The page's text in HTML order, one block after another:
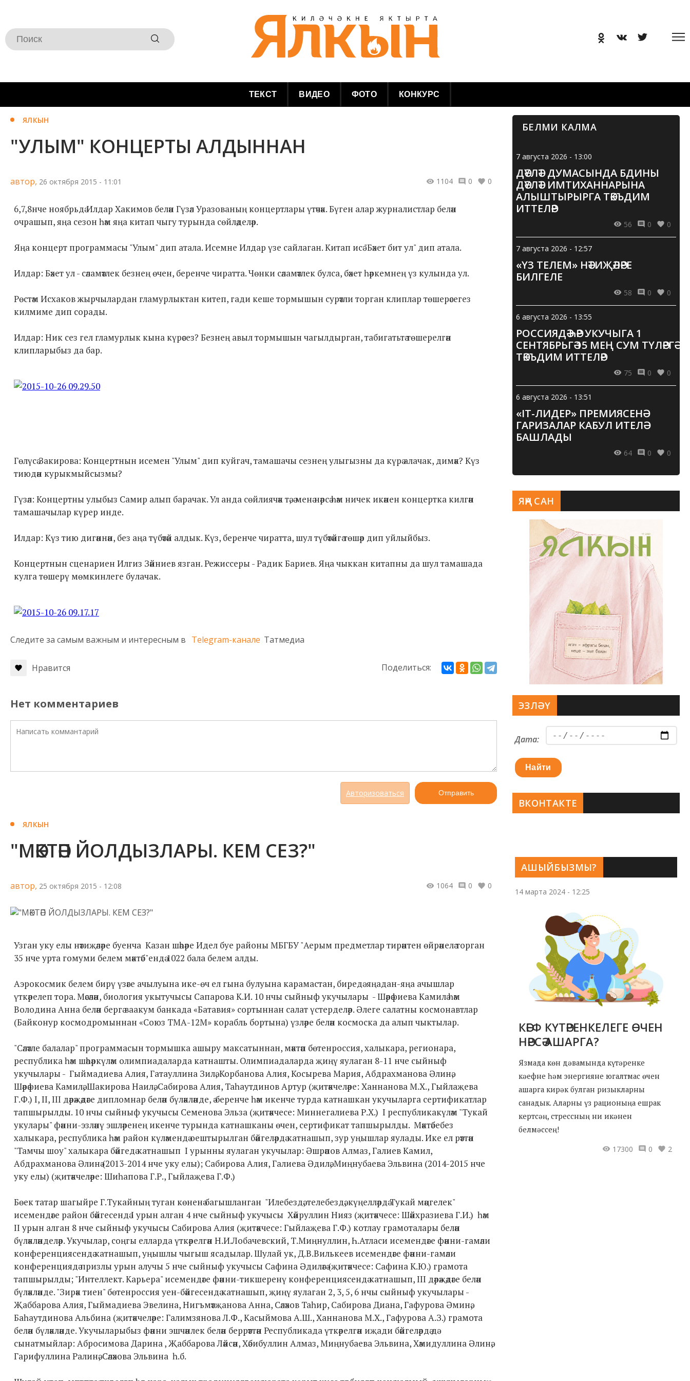
ТЕКСТ ВИДЕО ФОТО КОНКУРС
ЯЛКЫН
"УЛЫМ" КОНЦЕРТЫ АЛДЫННАН
автор, 26 октября 2015 - 11:01 1104 0 0
6,7,8нче ноябрьдә Илдар Хакимов белән Гүзәл Уразованың концертлары үтәчәк. Бүген алар журналистлар белән
очрашып, яңа сезон һәм яңа китап чыгу турында сөйләделәр.
Яңа концерт программасы "Улым" дип атала. Исемне Илдар үзе сайлаган. Китап исә "Бәхет бит ул" дип атала.
Илдар: Бәхет ул - сәламәтлек безнең өчен, беренче чиратта. Чөнки сәламәтлек булса, бәхет һәркемнең үз кулында ул.
Рөстәм Исхаков жырчылардан гламурлыктан китеп, гади кеше тормышын сурәтли торган клиплар төшерәсегез
килмиме дип сорады.
Илдар: Ник сез гел гламурлык кына күрәсез? Безнең авыл тормышын чагылдырган, табигатьтә төшерелгән
клипларыбыз да бар.
Гөлүсә Закирова: Концертнын исемен "Улым" дип куйгач, тамашачы сезнең улыгызны да күрә алачак, димәк? Күз
тиюдән курыкмыйсызмы?
Гүзәл: Концертны улыбыз Самир алып барачак. Ул анда сөйлиячәк тә, ә менә нәрсә һәм ничек икәнен концертка килгән
тамашачылар күрер инде.
Илдар: Күз тию дигәннән, без аңа түбәтәй алдык. Күз, беренче чиратта, шул түбәтәйгә төшәр дип уйлыйбыз.
Концертнын сценариен Илгиз Зәйниев язган. Режиссеры - Радик Бариев. Яңа чыккан китапны да шул тамашада
кулга төшерү мөмкинлеге булачак.
Следите за самым важным и интересным в Telegram-канале Татмедиа
Нравится Поделиться:
Нет комментариев
Авторизоваться Отправить
ЯЛКЫН
"МӘКТӘП ЙОЛДЫЗЛАРЫ. КЕМ СЕЗ?"
автор, 25 октября 2015 - 12:08 1064 0 0
Узган уку елы нәтиҗәләре буенча Казан шәһәре Идел буе районы МБГБУ "Аерым предметлар тирәнтен өйрәнелә торган
35 нче урта гомуми белем мәктәб"ендә 1022 бала белем алды.
Аэрокосмик белем бирү үзәге ачылуына ике-өч ел гына булуына карамастан, биредә яңадан-яңа ачышлар
үткәрелеп тора. Мәсәлән, биология укытучысы Сапарова К.И. 10 нчы сыйныф укучылары - Шәрәфиева Камилә һәм
Володина Анна белән бергә ваакум банкада «Батавия» сортыннан салат үстерделәр. Әлеге салатны космонавтлар
(Байконур космодромыннан «Союз ТМА-12М» корабль бортына) үзләре белән космоска да алып чыктылар.
"Сәләтле балалар" программасын тормышка ашыру максатыннан, мәктәп бөтенроссия, халыкара, регионара,
республика һәм шәһәркүләм олимпиадаларда катнашты. Олимпиадаларда җиңү яулаган 8-11 нче сыйныф
укучылары - Гыймадиева Алия, Гатауллина Зилә, Корбанова Алия, Косырева Мария, Абдрахманова Әлинә,
Шәрәфиева Камилә, Шакирова Наилә, Сабирова Алия, Таһаутдинов Артур (җитәкчеләре: Ханнанова М.Х., Гыйлаҗева
Г.Ф.) I, II, III дәрәҗәдәге дипломнар белән бүләкләнде, ә беренче һәм икенче турда катнашкан укучыларга сертификатлар
тапшырылды. 10 нчы сыйныф укучысы Семенова Эльза (җитәкчесе: Миннегалиева Р.Х.) I республикакүләм "Тукай
укулары" фәнни-эзләнү эшләренең икенче турында катнашканы өчен, сертификат тапшырылды. Мәктәбебез
халыкара, республика һәм район күләмендә оештырылган бәйгеләрдә катнашып, зур уңышлар яулады. Ике ел рәттән
"Тамчы шоу" халыкара бәйгедә катнашып I урынны яулаган укучылар: Әшрәпов Алмаз, Галиев Камил,
Абдрахманова Әлинә (2013-2014 нче уку елы); Сабирова Алия, Галиева Әдилә, Миңнубаева Эльвина (2014-2015 нче
уку елы) (җитәкчеләре: Шиһапова Г.Р., Гыйлаҗева Г.Ф.)
Бөек татар шагыйре Г.Тукайның туган көненә багышланган "Илебездә, телебездә, күңелләрдә Тукай мәңгелек"
исемендәге район бәйгесендә I урын алган 4 нче сыйныф укучысы Хәйруллин Нияз (җитәкчесе: Шәйхразиева Г.И.) һәм
II урын алган 8 нче сыйныф укучысы Сабирова Алия (җитәкчесе: Гыйлаҗева Г.Ф.) котлау грамоталары белән
бүләкләнделәр. Укучылар, соңгы елларда үткәрелгән Н.И.Лобачевский, Т.Миңнуллин, Һ.Атласи исемендәге фәнни-гамәли
конференциясендә катнашып, уңышлы чыгыш ясадылар. Шулай ук, Д.В.Вилькеев исемендәге фәнни-гамәли
конференциядә призлы урын алучы 5 нче сыйныф укучысы Сафина Әдиләгә (җитәкчесе: Сафина К.Ю.) грамота
тапшырылды; "Интеллект. Карьера" исемендәге фәнни-тикшеренү конференциясендә катнашып, III дәрәҗәдәге белән
бүләкләнде. "Зирәк тиен" бөтенроссия уен-бәйгесендә катнашып, җиңү яулаган 2, 3, 5, 6 нчы сыйныф укучылары -
Җаббарова Алия, Гыймадиева Эвелина, Нигъмәтҗанова Анна, Сәләхов Таһир, Сабирова Диана, Гафурова Әминә,
Баһаутдинова Альбина (җитәкчеләре: Галимзянова Л.Ф., Касыймова А.Ш., Ханнанова М.Х., Гафурова А.З.) грамота
белән бүләкләнде. Укучыларыбыз фәнни эшчәнлек белән беррәттән Республикада үткәрелгән иҗади бәйгеләрдә дә
сынатмыйлар: Абросимова Дарина , Җаббарова Ләйсән, Хәбибуллин Алмаз, Миңнубаева Эльвина, Хәмидуллина Әлинә,
Гарифуллина Ралинә, Сәләхова Эльвина һ.б.
БЕЛМИ КАЛМА
7 августа 2026 - 13:00
ДӘҮЛӘТ ДУМАСЫНДА БДИНЫ
ДӘҮЛӘТ ИМТИХАННАРЫНА
АЛЫШТЫРЫРГА ТӘКЪДИМ
ИТТЕЛӘР
56 0 0
7 августа 2026 - 12:57
«ҮЗ ТЕЛЕМ» НӘТИҖӘЛӘРЕ
БИЛГЕЛЕ
58 0 0
6 августа 2026 - 13:55
РОССИЯДӘ ҺӘР УКУЧЫГА 1
СЕНТЯБРЬГӘ 15 МЕҢ СУМ ТҮЛӘРГӘ
ТӘКЪДИМ ИТТЕЛӘР
75 0 0
6 августа 2026 - 13:51
«IT-ЛИДЕР» ПРЕМИЯСЕНӘ
ГАРИЗАЛАР КАБУЛ ИТЕЛӘ
БАШЛАДЫ
64 0 0
АШЫЙБЫЗМЫ?
14 марта 2024 - 12:25
КӘЕФ КҮТӘРЕНКЕЛЕГЕ ӨЧЕН
НӘРСӘ АШАРГА?
Язмада көн дәвамында күтәренке
кәефне һәм энергияне югалтмас өчен
ашарга кирәк булган ризыкларны
санадык. Аларны үз рационыңа ешрак
кертсәң, стрессның ни икәнен
белмәссең!
17300
0 2
ЯҢА САН
ЭЗЛӘҮ
Дата:
Найти
ВКОНТАКТЕ